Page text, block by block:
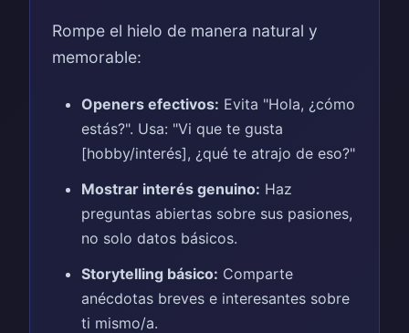
Rompe el hielo de manera natural y
memorable:
Openers efectivos: Evita "Hola, ¿cómo
estás?". Usa: "Vi que te gusta
[hobby/interés], ¿qué te atrajo de eso?"
Mostrar interés genuino: Haz
preguntas abiertas sobre sus pasiones,
no solo datos básicos.
Storytelling básico: Comparte
anécdotas breves e interesantes sobre
ti mismo/a.